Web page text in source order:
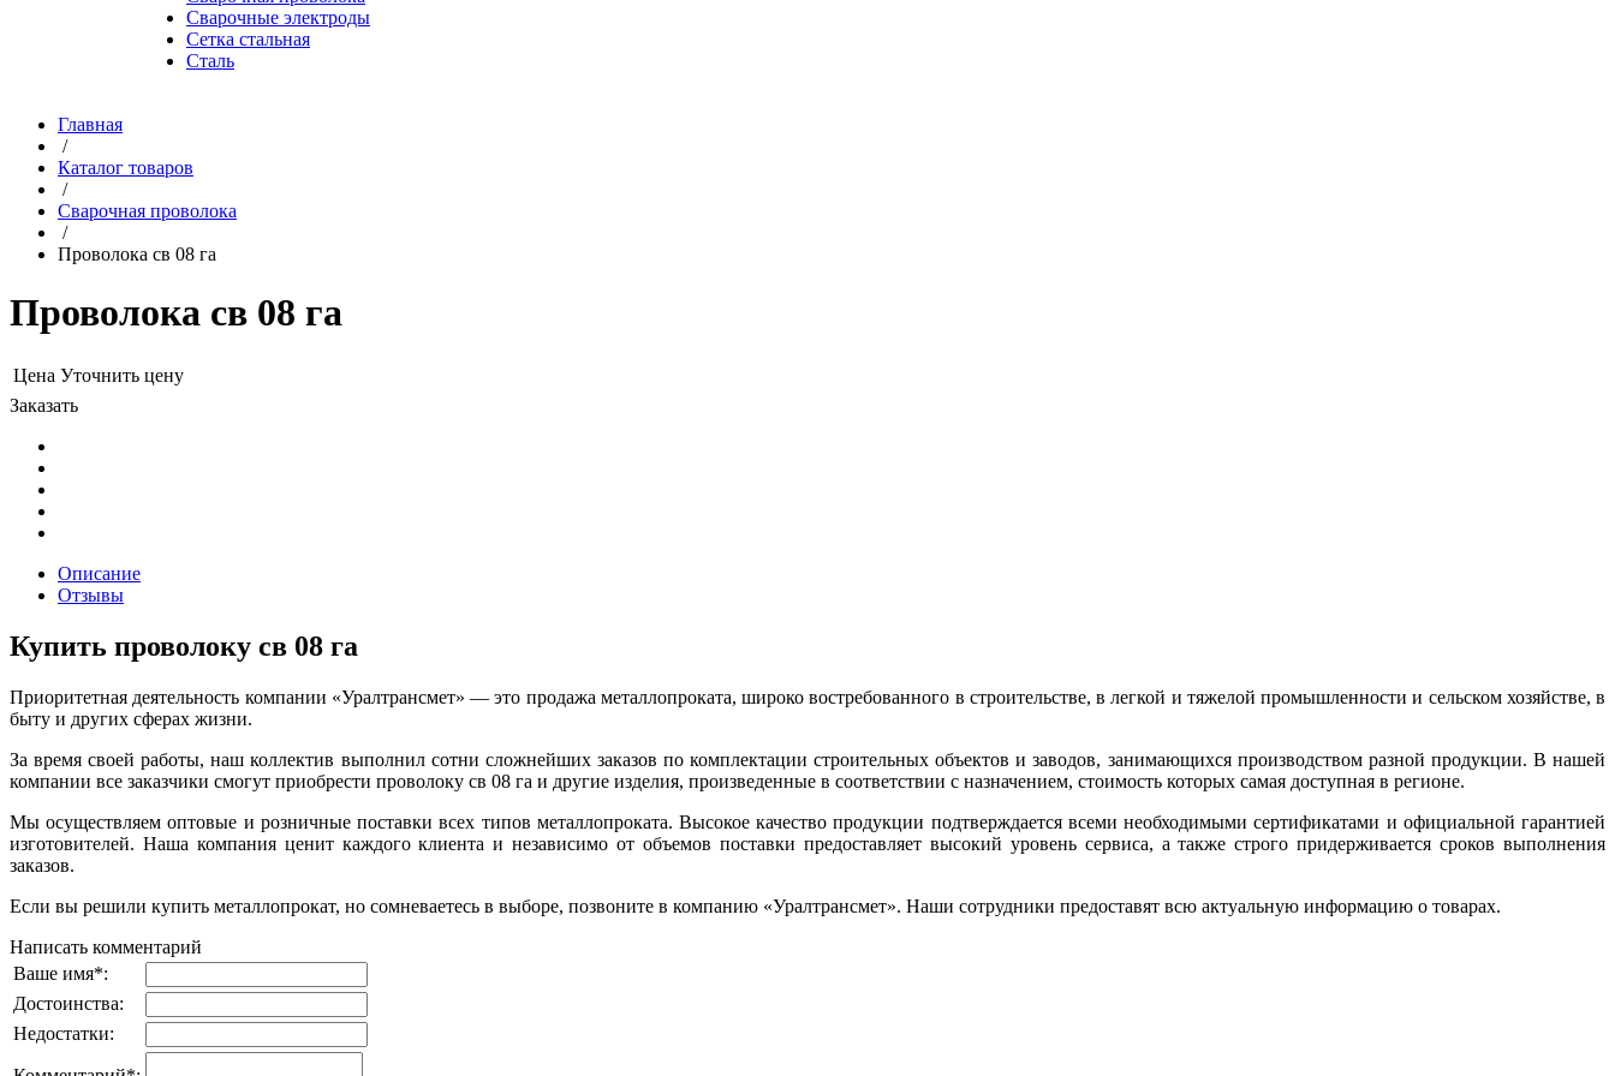
Сварочные электроды
Сетка стальная
Сталь
Главная
/
Каталог товаров
/
Сварочная проволока
/
Проволока св 08 га
Проволока св 08 га
Цена Уточнить цену
Заказать
Описание
Отзывы
Купить проволоку св 08 га
Приоритетная деятельность компании «Уралтрансмет» — это продажа металлопроката, широко востребованного в строительстве, в легкой и тяжелой промышленности и сельском хозяйстве, в
быту и других сферах жизни.
За время своей работы, наш коллектив выполнил сотни сложнейших заказов по комплектации строительных объектов и заводов, занимающихся производством разной продукции. В нашей
компании все заказчики смогут приобрести проволоку св 08 га и другие изделия, произведенные в соответствии с назначением, стоимость которых самая доступная в регионе.
Мы осуществляем оптовые и розничные поставки всех типов металлопроката. Высокое качество продукции подтверждается всеми необходимыми сертификатами и официальной гарантией
изготовителей. Наша компания ценит каждого клиента и независимо от объемов поставки предоставляет высокий уровень сервиса, а также строго придерживается сроков выполнения
заказов.
Если вы решили купить металлопрокат, но сомневаетесь в выборе, позвоните в компанию «Уралтрансмет». Наши сотрудники предоставят всю актуальную информацию о товарах.
Написать комментарий
Ваше имя*:
Достоинства:
Недостатки: